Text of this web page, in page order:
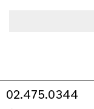
02.475.0344